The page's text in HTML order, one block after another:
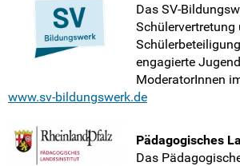
Das SV-
Schülervertretung
engagierte
ModeratorInnen
www.sv-bildungswerk.de
Pädagogisches
Das